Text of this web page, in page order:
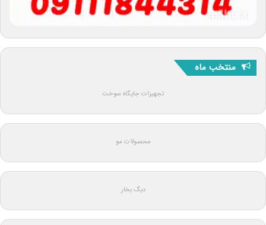
منتخب ماه
تجهیزات جایگاه سوخت
محصولات مو
دیگ بخار